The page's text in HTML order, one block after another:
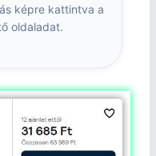
képre kattintva a
oldaladat.